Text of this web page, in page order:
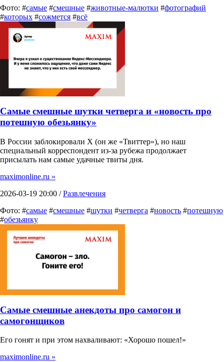
Фото: #самые #смешные #животные-малютки #фотографий
#которых #сожмется #всё
Самые смешные шутки четверга и «новость про
потешную обезьянку»
В России заблокировали X (он же «Твиттер»), но наш
специальный корреспондент из-за рубежа продолжает
присылать нам самые удачные твиты дня.
maximonline.ru »
2026-03-19 20:00 /Развлечения
Фото: #самые #смешные #шутки #четверга #новость #потешную
#обезьянку
Самые смешные анекдоты про самогон и
самогонщиков
Его гонят и при этом нахваливают: «Хорошо пошел!»
maximonline.ru »